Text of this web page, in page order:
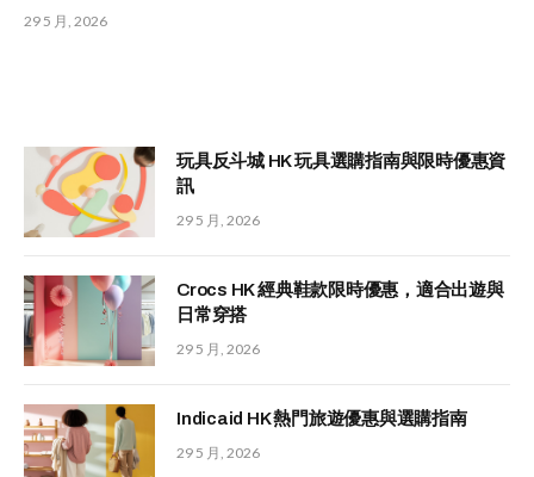
29 5 月, 2026
玩具反斗城 HK 玩具選購指南與限時優惠資
訊
29 5 月, 2026
Crocs HK 經典鞋款限時優惠，適合出遊與
日常穿搭
29 5 月, 2026
Indicaid HK 熱門旅遊優惠與選購指南
29 5 月, 2026